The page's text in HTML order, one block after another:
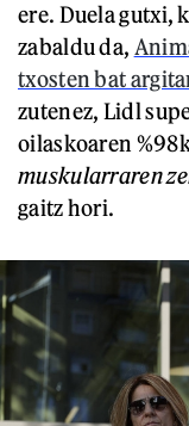
ere. Duela gutxi,
zabaldu da,
txosten bat
zutenez, Lidl
oilaskoaren
muskularraren
gaitz hori.